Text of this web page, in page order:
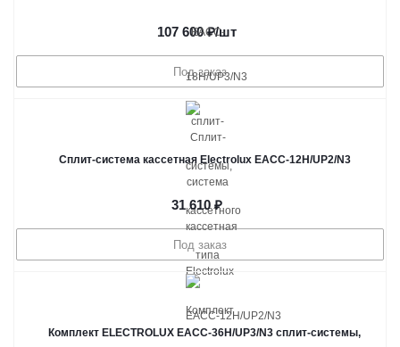
107 600₽/шт
Под заказ
Сплит-система кассетная Electrolux EACС-12H/UP2/N3
31 610₽
Под заказ
Комплект ELECTROLUX EACC-36H/UP3/N3 сплит-системы,